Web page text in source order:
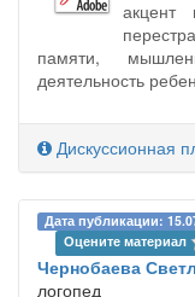
памяти,
деятельность
Дискуссионная
Дата публикации:
Оцените материал
Чернобаева
логопед